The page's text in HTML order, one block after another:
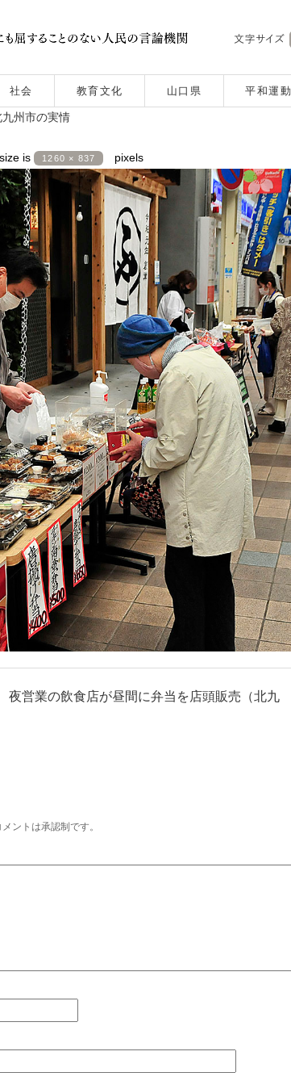
社会 教育文化 山口県 平和運動
州市の実情
is 1260 × 837 pixels
夜営業の飲食店が昼間に弁当を店頭販売（北九
ントは承認制です。